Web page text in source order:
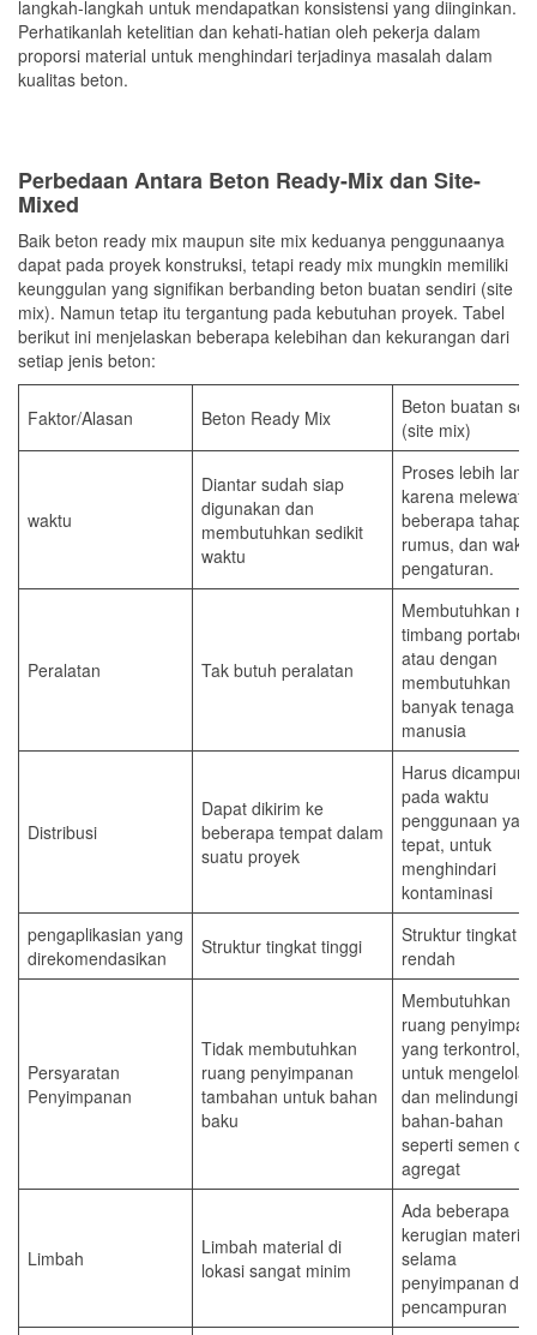
langkah-langkah untuk mendapatkan konsistensi yang diinginkan.
Perhatikanlah ketelitian dan kehati-hatian oleh pekerja dalam
proporsi material untuk menghindari terjadinya masalah dalam
kualitas beton.
Perbedaan Antara Beton Ready-Mix dan Site-
Mixed
Baik beton ready mix maupun site mix keduanya penggunaanya
dapat pada proyek konstruksi, tetapi ready mix mungkin memiliki
keunggulan yang signifikan berbanding beton buatan sendiri (site
mix). Namun tetap itu tergantung pada kebutuhan proyek. Tabel
berikut ini menjelaskan beberapa kelebihan dan kekurangan dari
setiap jenis beton:
Faktor/Alasan Beton Ready Mix
Beton buatan
(site mix)
waktu
Diantar sudah siap
digunakan dan
membutuhkan sedikit
waktu
Proses lebih
karena melewati
beberapa
rumus, dan waktu
pengaturan.
Peralatan Tak butuh peralatan
Membutuhkan
timbang portabel
atau dengan
membutuhkan
banyak tenaga
manusia
Distribusi
Dapat dikirim ke
beberapa tempat dalam
suatu proyek
Harus dicampur
pada waktu
penggunaan
tepat, untuk
menghindari
kontaminasi
pengaplikasian yang
direkomendasikan
Struktur tingkat tinggi
Struktur tingkat
rendah
Persyaratan
Penyimpanan
Tidak membutuhkan
ruang penyimpanan
tambahan untuk bahan
baku
Membutuhkan
ruang
yang terkontrol,
untuk mengelola
dan melindungi
bahan-bahan
seperti semen
agregat
Limbah
Limbah material di
lokasi sangat minim
Ada beberapa
kerugian material
selama
penyimpanan dan
pencampuran